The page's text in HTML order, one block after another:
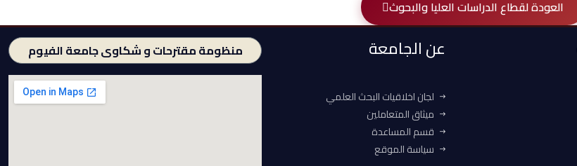
العودة لقطاع الدراسات العليا والبحوث
عن الجامعة
لجان اخلاقيات البحث العلمي
ميثاق المتعاملين
قسم المساعدة
سياسة الموقع
منظومة مقترحات و شكاوى جامعة الفيوم